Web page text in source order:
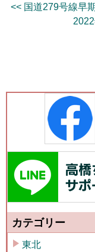
<< 国道279号線早
カテゴリー
東北